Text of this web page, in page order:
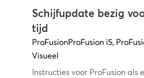
Schijfupdate bezig
tijd
ProFusionProFusion iS,
Visueel
Instructies voor ProFusion als